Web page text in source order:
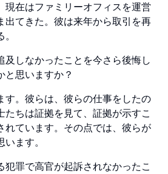
現在はファミリーオフィスを運営
出てきた。彼は来年から取引を再
及しなかったことを今さら後悔し
と思いますか？
す。彼らは、彼らの仕事をしたの
たちは証拠を見て、証拠が示すこ
れています。その点では、彼らが
ます。
犯罪で高官が起訴されなかったこ